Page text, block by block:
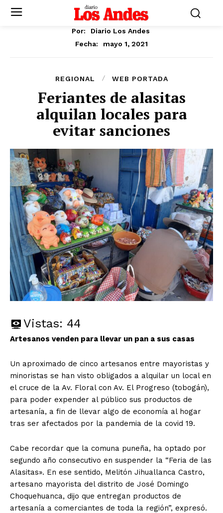
Por:
Diario Los Andes
Fecha:
mayo 1, 2021
REGIONAL WEB PORTADA
Feriantes de alasitas
alquilan locales para
evitar sanciones
Vistas: 44
Artesanos venden para llevar un pan a sus casas
Un aproximado de cinco artesanos entre mayoristas y
minoristas se han visto obligados a alquilar un local en
el cruce de la Av. Floral con Av. El Progreso (tobogán),
para poder expender al público sus productos de
artesanía, a fin de llevar algo de economía al hogar
tras ser afectados por la pandemia de la covid 19.
Cabe recordar que la comuna puneña, ha optado por
segundo año consecutivo en suspender la “Feria de las
Alasitas». En ese sentido, Melitón Jihuallanca Castro,
artesano mayorista del distrito de José Domingo
Choquehuanca, dijo que entregan productos de
artesanía a comerciantes de toda la región”, expresó.